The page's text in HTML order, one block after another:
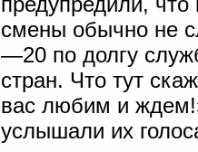
смены обычно не
—20 по долгу
стран. Что тут
вас любим и
услышали их